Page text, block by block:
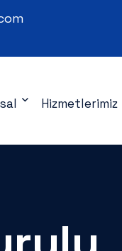
Hizmetlerimiz